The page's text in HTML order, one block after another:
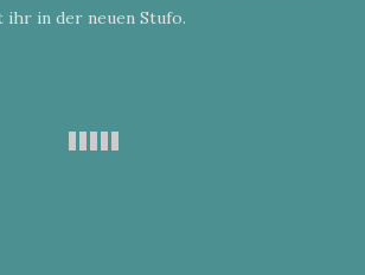
ihr in der neuen Stufo.